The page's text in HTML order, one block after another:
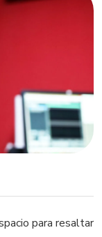
para resaltar